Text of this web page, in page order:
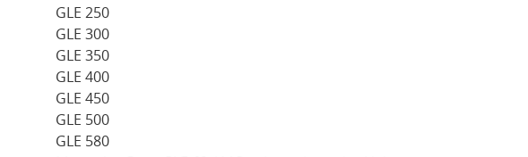
GLE 250
GLE 300
GLE 350
GLE 400
GLE 450
GLE 500
GLE 580